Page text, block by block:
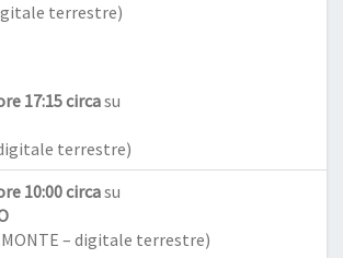
terrestre)
17:15 circasu
terrestre)
10:00 circasu
– digitale terrestre)